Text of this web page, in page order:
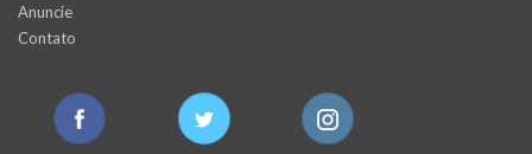
Anuncie
Contato